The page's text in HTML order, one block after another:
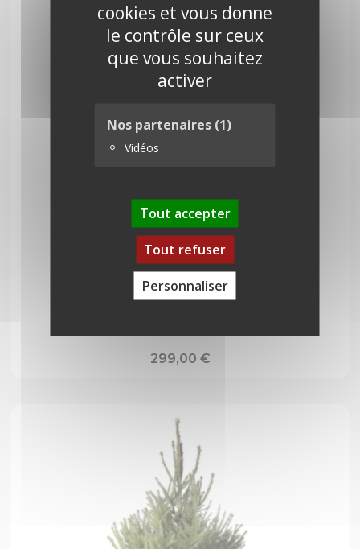
cookies et vous donne
le contrôle sur ceux
que vous souhaitez
activer
Nos partenaires (1)
Vidéos
Tout accepter
Tout refuser
Personnaliser
299,00 €